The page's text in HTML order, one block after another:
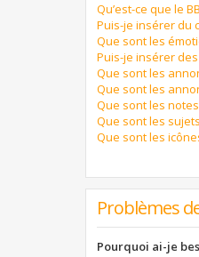
Qu’est-ce que le
Puis-je insérer du
Que sont les
Puis-je insérer
Que sont les
Que sont les
Que sont les
Que sont les
Que sont les
Problèmes
Pourquoi ai-je